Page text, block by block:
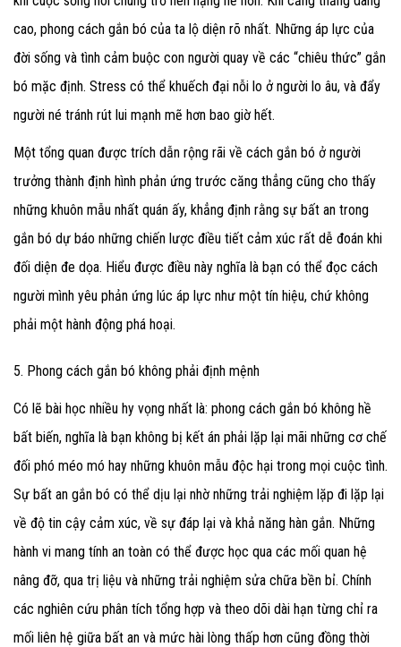
cao, phong cách gắn bó của ta lộ diện rõ nhất. Những áp lực của
đời sống và tình cảm buộc con người quay về các “chiêu thức” gắn
bó mặc định. Stress có thể khuếch đại nỗi lo ở người lo âu, và đẩy
người né tránh rút lui mạnh mẽ hơn bao giờ hết.
Một tổng quan được trích dẫn rộng rãi về cách gắn bó ở người
trưởng thành định hình phản ứng trước căng thẳng cũng cho thấy
những khuôn mẫu nhất quán ấy, khẳng định rằng sự bất an trong
gắn bó dự báo những chiến lược điều tiết cảm xúc rất dễ đoán khi
đối diện đe dọa. Hiểu được điều này nghĩa là bạn có thể đọc cách
người mình yêu phản ứng lúc áp lực như một tín hiệu, chứ không
phải một hành động phá hoại.
5. Phong cách gắn bó không phải định mệnh
Có lẽ bài học nhiều hy vọng nhất là: phong cách gắn bó không hề
bất biến, nghĩa là bạn không bị kết án phải lặp lại mãi những cơ chế
đối phó méo mó hay những khuôn mẫu độc hại trong mọi cuộc tình.
Sự bất an gắn bó có thể dịu lại nhờ những trải nghiệm lặp đi lặp lại
về độ tin cậy cảm xúc, về sự đáp lại và khả năng hàn gắn. Những
hành vi mang tính an toàn có thể được học qua các mối quan hệ
nâng đỡ, qua trị liệu và những trải nghiệm sửa chữa bền bỉ. Chính
các nghiên cứu phân tích tổng hợp và theo dõi dài hạn từng chỉ ra
mối liên hệ giữa bất an và mức hài lòng thấp hơn cũng đồng thời